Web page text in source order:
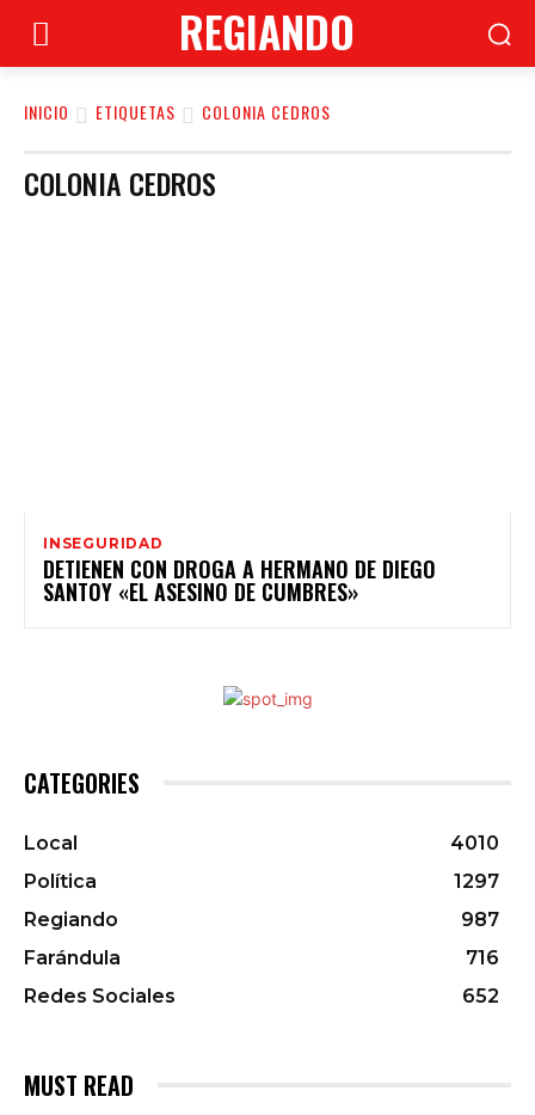
REGIANDO
INICIO ETIQUETAS COLONIA CEDROS
COLONIA CEDROS
INSEGURIDAD
DETIENEN CON DROGA A HERMANO DE DIEGO
SANTOY «EL ASESINO DE CUMBRES»
CATEGORIES
Local
4010
Política
1297
Regiando
987
Farándula
716
Redes Sociales
652
MUST READ